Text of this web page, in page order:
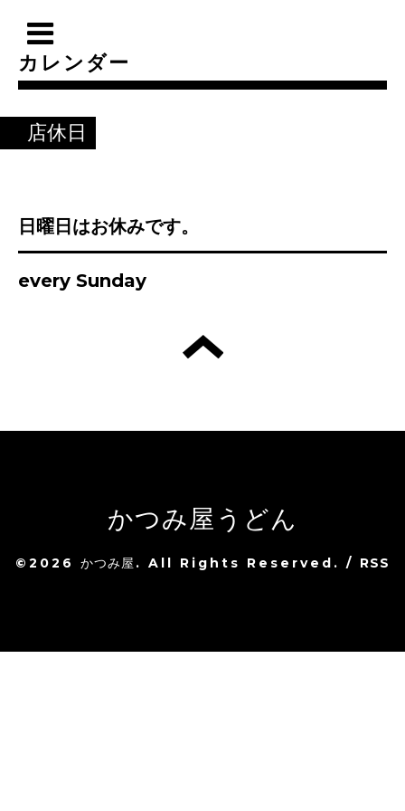
カレンダー
店休日
日曜日はお休みです。
every Sunday
かつみ屋うどん
©2026 かつみ屋 . All Rights Reserved. / RSS